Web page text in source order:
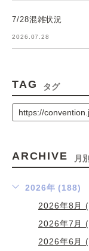
7/28混雑状況
2026.07.28
TAG タグ
https://
ARCHIVE 月
2026年 (188)
2026年8月
2026年7月
2026年6月